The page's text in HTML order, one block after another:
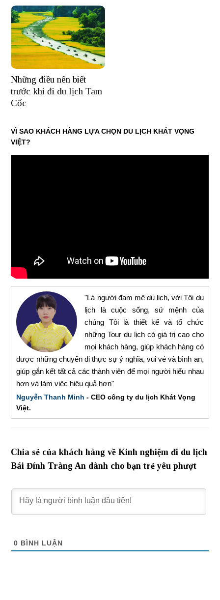
Những điều nên biết
trước khi đi du lịch Tam
Cốc
VÌ SAO KHÁCH HÀNG LỰA CHỌN DU LỊCH KHÁT VỌNG
VIỆT?
"Là người đam mê du lịch, với Tôi du
lịch là cuộc sống, sứ mệnh của
chúng Tôi là thiết kế và tổ chức
những Tour du lịch có giá trị cao cho
mọi khách hàng, giúp khách hàng có
được những chuyến đi thực sự ý nghĩa, vui vẻ và bình an,
giúp gắn kết tất cả các thành viên để mọi người hiểu nhau
hơn và làm việc hiệu quả hơn"
Nguyễn Thanh Minh - CEO công ty du lịch Khát Vọng
Việt.
Chia sẻ của khách hàng về Kinh nghiệm đi du lịch
Bái Đính Tràng An dành cho bạn trẻ yêu phượt
0 BÌNH LUẬN